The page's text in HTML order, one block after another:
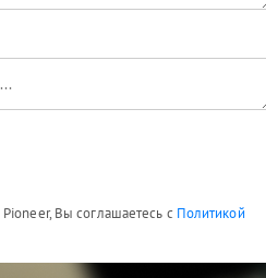
Вы соглашаетесь с Политикой